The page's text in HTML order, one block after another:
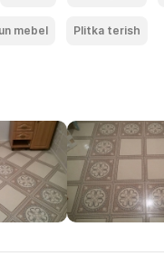
mebel Plitka terish